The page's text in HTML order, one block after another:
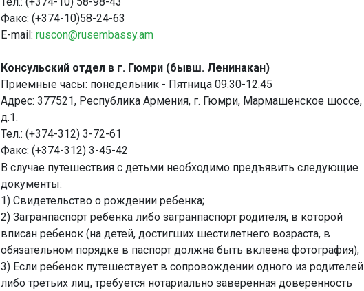
Факс: (+374-10)58-24-63
Е-mail: ruscon@rusembassy.am
Консульский отдел в г. Гюмри (бывш. Ленинакан)
Приемные часы: понедельник - Пятница 09.30-12.45
Адрес: 377521, Республика Армения, г. Гюмри, Мармашенское шоссе,
д.1.
Тел.: (+374-312) 3-72-61
Факс: (+374-312) 3-45-42
В случае путешествия с детьми необходимо предъявить следующие
документы:
1) Свидетельство о рождении ребенка;
2) Загранпаспорт ребенка либо загранпаспорт родителя, в которой
вписан ребенок (на детей, достигших шестилетнего возраста, в
обязательном порядке в паспорт должна быть вклеена фотография);
3) Если ребенок путешествует в сопровождении одного из родителей
либо третьих лиц, требуется нотариально заверенная доверенность